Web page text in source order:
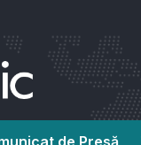
de Presă